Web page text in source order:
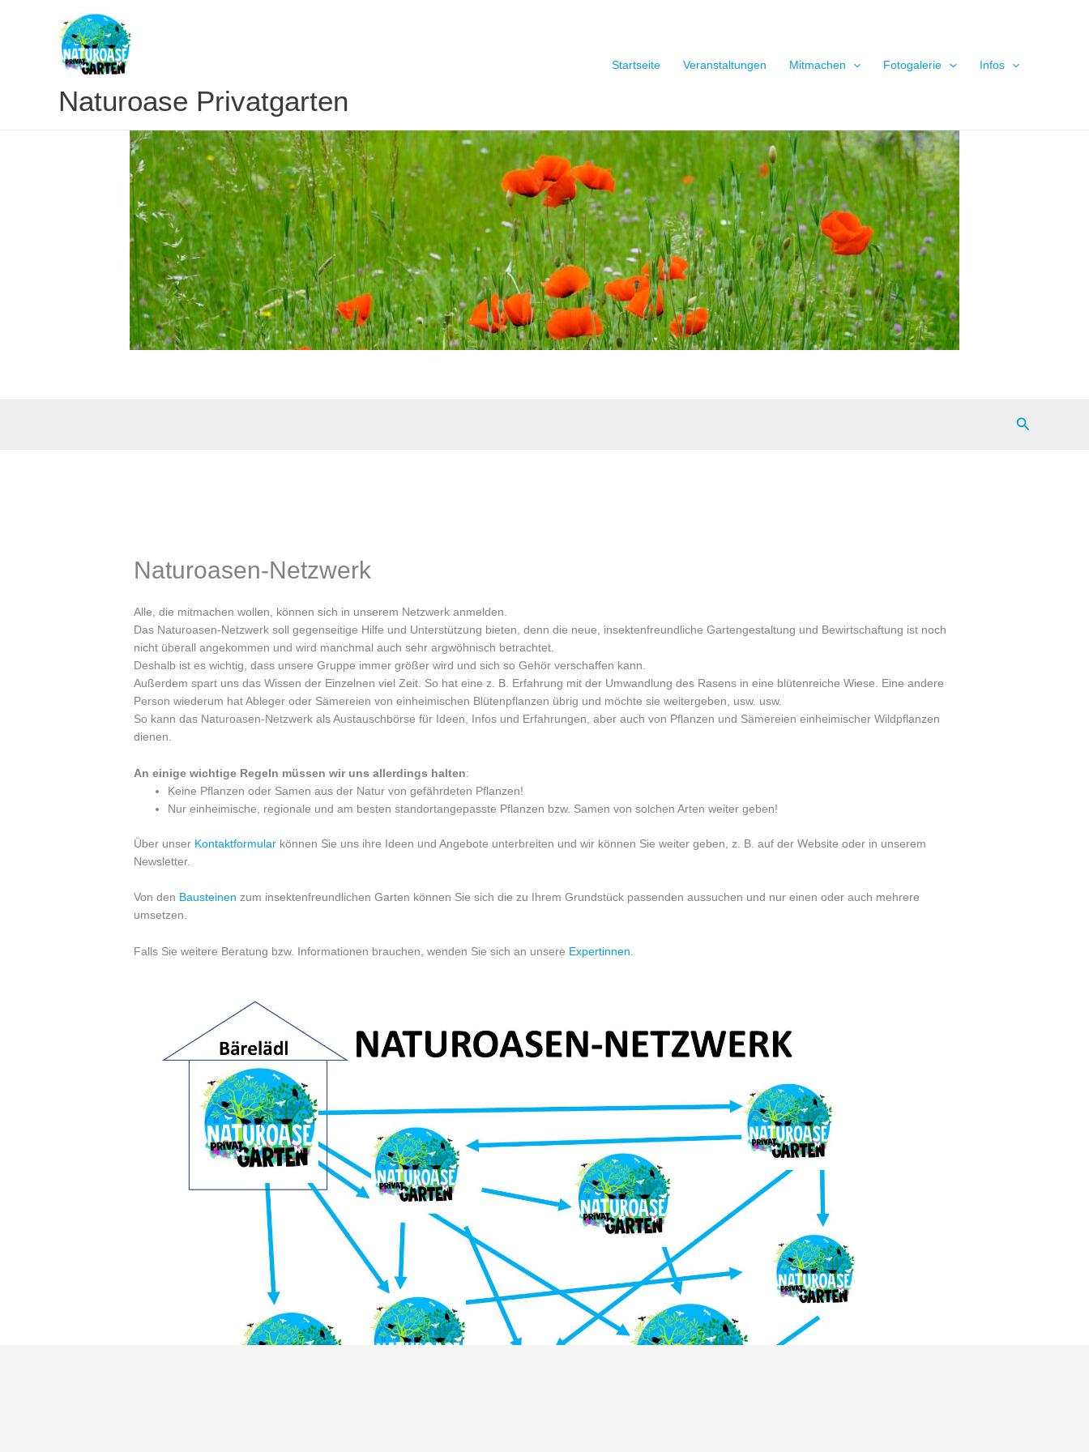
Naturoase Privatgarten
Startseite Veranstaltungen Mitmachen Fotogalerie Infos
Suchen
Naturoasen-Netzwerk
Alle, die mitmachen wollen, können sich in unserem Netzwerk anmelden.
Das Naturoasen-Netzwerk soll gegenseitige Hilfe und Unterstützung bieten, denn die neue, insektenfreundliche Gartengestaltung und Bewirtschaftung ist noch
nicht überall angekommen und wird manchmal auch sehr argwöhnisch betrachtet.
Deshalb ist es wichtig, dass unsere Gruppe immer größer wird und sich so Gehör verschaffen kann.
Außerdem spart uns das Wissen der Einzelnen viel Zeit. So hat eine z. B. Erfahrung mit der Umwandlung des Rasens in eine blütenreiche Wiese. Eine andere
Person wiederum hat Ableger oder Sämereien von einheimischen Blütenpflanzen übrig und möchte sie weitergeben, usw. usw.
So kann das Naturoasen-Netzwerk als Austauschbörse für Ideen, Infos und Erfahrungen, aber auch von Pflanzen und Sämereien einheimischer Wildpflanzen
dienen.
An einige wichtige Regeln müssen wir uns allerdings halten:
Keine Pflanzen oder Samen aus der Natur von gefährdeten Pflanzen!
Nur einheimische, regionale und am besten standortangepasste Pflanzen bzw. Samen von solchen Arten weiter geben!
Über unser Kontaktformular können Sie uns ihre Ideen und Angebote unterbreiten und wir können Sie weiter geben, z. B. auf der Website oder in unserem
Newsletter.
Von den Bausteinen zum insektenfreundlichen Garten können Sie sich die zu Ihrem Grundstück passenden aussuchen und nur einen oder auch mehrere
umsetzen.
Falls Sie weitere Beratung bzw. Informationen brauchen, wenden Sie sich an unsere Expertinnen